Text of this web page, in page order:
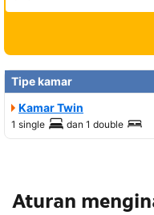
Tipe kamar
Kamar Twin
1 single dan 1 double
Aturan